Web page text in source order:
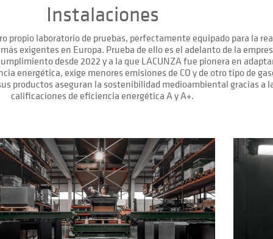
Instalaciones
propio laboratorio de pruebas, perfectamente equipado para la
exigentes en Europa. Prueba de ello es el adelanto de la
desde 2022 y a la que LACUNZA fue pionera en
energética, exige menores emisiones de CO y de otro tipo de
productos aseguran la sostenibilidad medioambiental gracias a
calificaciones de eficiencia energética A y A+.